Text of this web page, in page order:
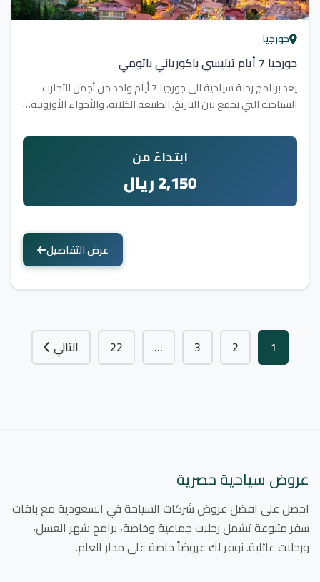
جورجيا
جورجيا 7 أيام تبليسي باكورياني باتومي
يعد برنامج رحلة سياحية الى جورجيا 7 أيام واحد من أجمل التجارب
السياحية التي تجمع بين التاريخ، الطبيعة الخلابة، والأجواء الأوروبية…
ابتداءً من
2,150 ريال
عرض التفاصيل
1
2
3
…
22 التالي
عروض سياحية حصرية
احصل على افضل عروض شركات السياحة في السعودية مع باقات
سفر متنوعة تشمل رحلات جماعية وخاصة، برامج شهر العسل،
ورحلات عائلية. نوفر لك عروضاً خاصة على مدار العام.